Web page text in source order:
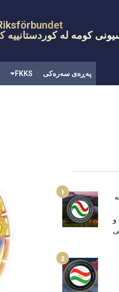
کومه له کوردستانییه
پەڕەی سەرەکی FKKS
و